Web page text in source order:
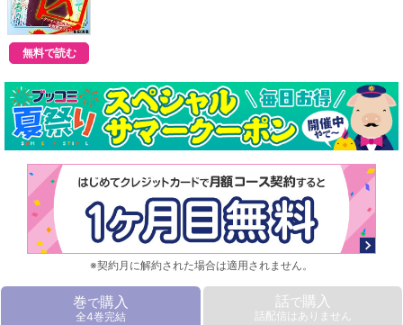
無料で読む
※契約月に解約された場合は適用されません。
巻で購入
全4巻完結
話で購入
話配信はありません